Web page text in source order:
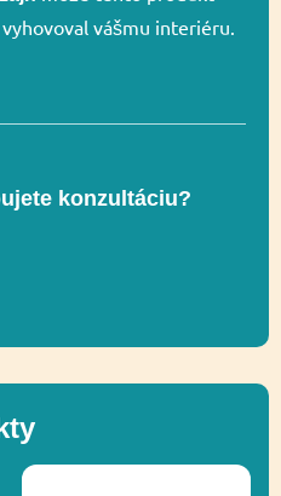
302 cm
Recyklácia
vášmu interiéru.
konzultáciu?